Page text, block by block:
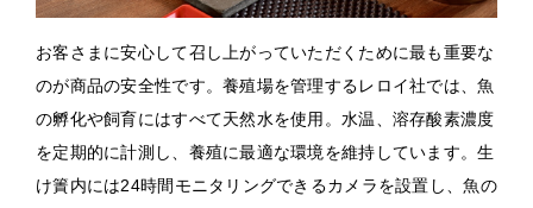
お客さまに安心して召し上がっていただくために最も重要な
のが商品の安全性です。養殖場を管理するレロイ社では、魚
の孵化や飼育にはすべて天然水を使用。水温、溶存酸素濃度
を定期的に計測し、養殖に最適な環境を維持しています。生
け簀内には24時間モニタリングできるカメラを設置し、魚の